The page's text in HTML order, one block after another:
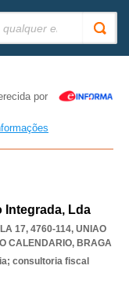
por
Integrada, Lda
17, 4760-114, UNIAO
CALENDARIO, BRAGA
consultoria fiscal